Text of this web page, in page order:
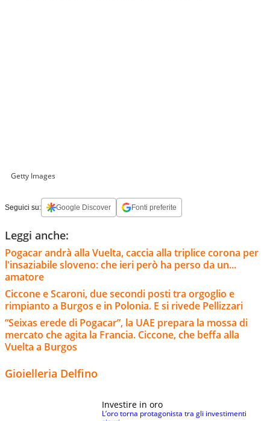
Getty Images
Seguici su: Google Discover Fonti preferite
Leggi anche:
Pogacar andrà alla Vuelta, caccia alla triplice corona per
l'insaziabile sloveno: che ieri però ha perso da un...
amatore
Ciccone e Scaroni, due secondi posti tra orgoglio e
rimpianto a Burgos e in Polonia. E si rivede Pellizzari
“Seixas erede di Pogacar”, la UAE prepara la mossa di
mercato che agita la Francia. Ciccone, che beffa alla
Vuelta a Burgos
Gioielleria Delfino
Investire in oro
L’oro torna protagonista tra gli investimenti